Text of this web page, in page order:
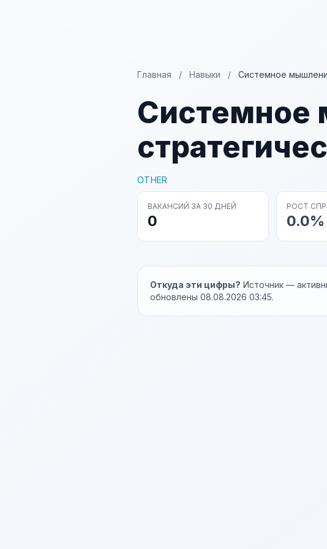
Главная / Навыки / Системное
Системное
OTHER
ВАКАНСИЙ ЗА 30 ДНЕЙ
0
РОСТ
0.0%
Откуда эти цифры? Источник —
обновлены 08.08.2026 03:45.